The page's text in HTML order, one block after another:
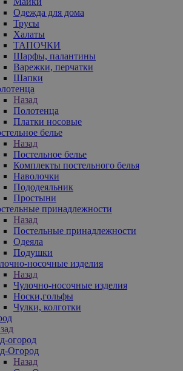
Одежда для дома
Трусы
Халаты
ТАПОЧКИ
Шарфы, палантины
Варежки, перчатки
Шапки
Назад
Полотенца
Платки носовые
белье
Назад
Постельное белье
Комплекты постельного белья
Наволочки
Пододеяльник
Простыни
принадлежности
Назад
Постельные принадлежности
Одеяла
Подушки
носочные изделия
Назад
Чулочно-носочные изделия
Носки,гольфы
Чулки, колготки
огород
Огород
Назад